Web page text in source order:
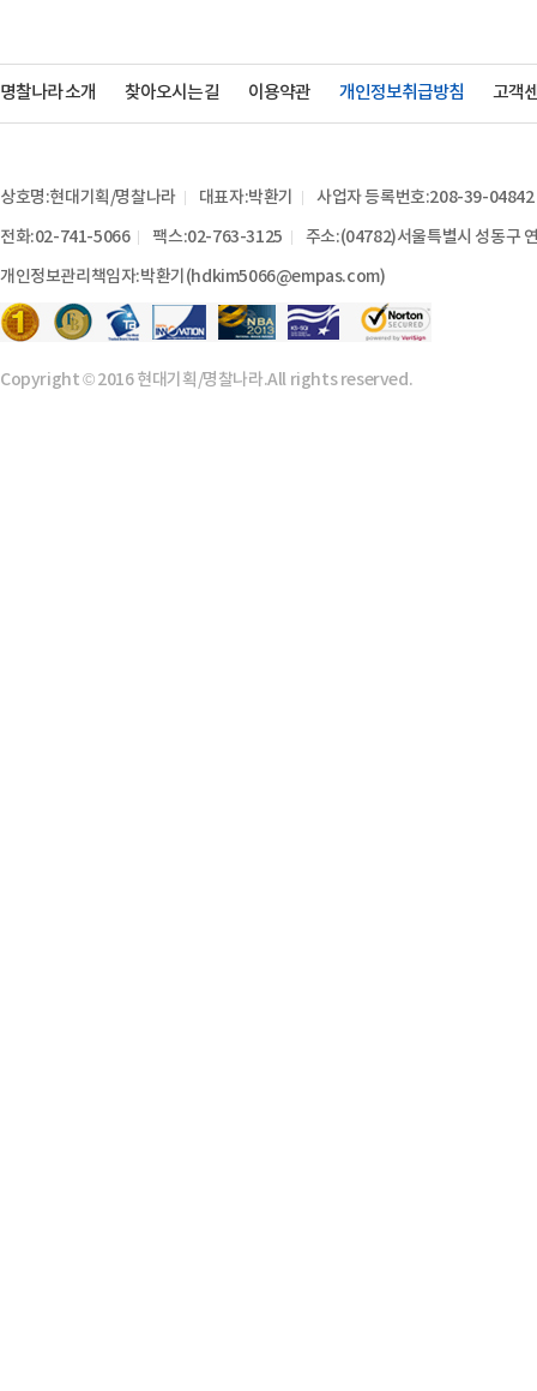
명찰나라 소개 찾아오시는 길 이용약관 개인정보취급방침 고객
상호명:현대기획/명찰나라 대표자:박환기
사업자 등록번호:208-39-04842
전화:02-741-5066
팩스:02-763-3125
주소:(04782)서울특별시 성동구
개인정보관리책임자:박환기(hdkim5066@empas.com)
Copyright © 2016 현대기획/명찰나라.All rights reserved.